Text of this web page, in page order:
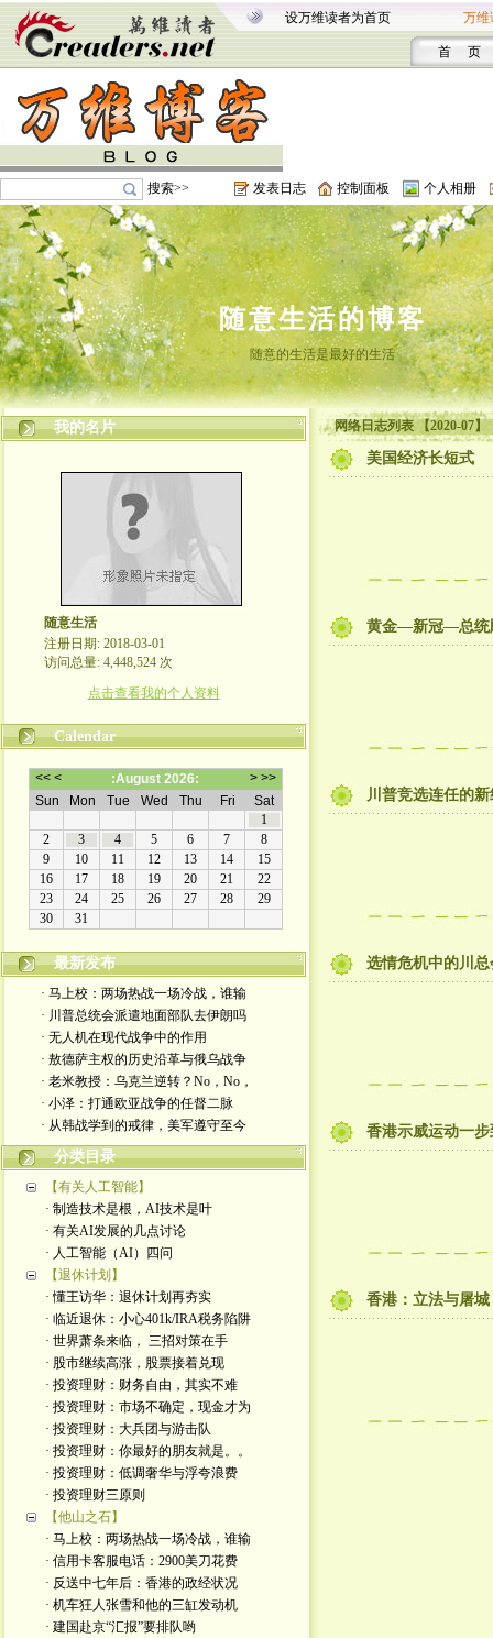
设万维读者为首页 万维
首 页
搜索>> 发表日志 控制面板 个人相册
随意生活的博客
随意的生活是最好的生活
我的名片
随意生活
注册日期: 2018-03-01
访问总量: 4,448,524 次
点击查看我的个人资料
Calendar
最新发布
· 马上校：两场热战一场冷战，谁输
· 川普总统会派遣地面部队去伊朗吗
· 无人机在现代战争中的作用
· 敖德萨主权的历史沿革与俄乌战争
· 老米教授：乌克兰逆转？No，No，
· 小泽：打通欧亚战争的任督二脉
· 从韩战学到的戒律，美军遵守至今
分类目录
【有关人工智能】
· 制造技术是根，AI技术是叶
· 有关AI发展的几点讨论
· 人工智能（AI）四问
【退休计划】
· 懂王访华：退休计划再夯实
· 临近退休：小心401k/IRA税务陷阱
· 世界萧条来临， 三招对策在手
· 股市继续高涨，股票接着兑现
· 投资理财：财务自由，其实不难
· 投资理财：市场不确定，现金才为
· 投资理财：大兵团与游击队
· 投资理财：你最好的朋友就是。。
· 投资理财：低调奢华与浮夸浪费
· 投资理财三原则
【他山之石】
· 马上校：两场热战一场冷战，谁输
· 信用卡客服电话：2900美刀花费
· 反送中七年后：香港的政经状况
· 机车狂人张雪和他的三缸发动机
· 建国赴京“汇报”要排队哟
网络日志列表 【2020-07】
美国经济长短式
黄金—新冠—总统
川普竞选连任的
选情危机中的川
香港示威运动一
香港：立法与屠